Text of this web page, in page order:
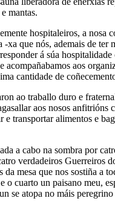
mantas.
hospitaleiros, a nosa
xa que nós, ademais de ter
á súa
acompañabamos aos
cantidade de
ao traballo duro e
aos nosos anfitrións
transportar alimentos e
a cabo na sombra por
verdadeiros Guerreiros
da mesa que nos sostiña a
o cuarto un paisano meu,
se atopa no máis